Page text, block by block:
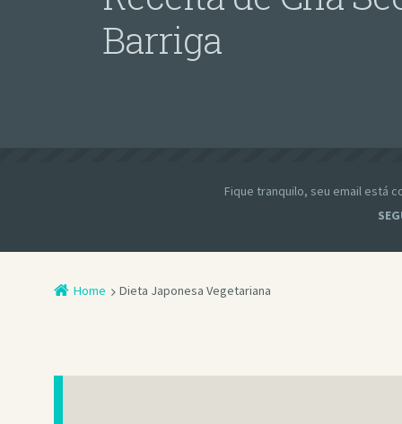
Barriga
Fique tranquilo, seu email está
Home Dieta Japonesa Vegetariana